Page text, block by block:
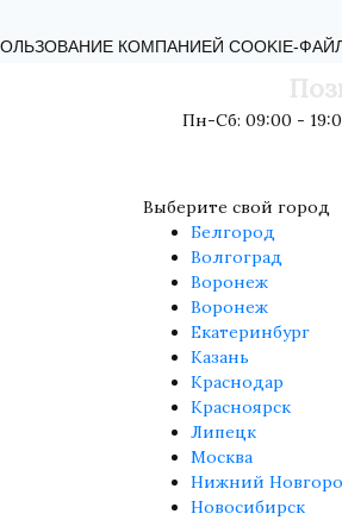
Пн-Сб: 09:00 -
Выберите свой город
Белгород
Волгоград
Воронеж
Воронеж
Екатеринбург
Казань
Краснодар
Красноярск
Липецк
Москва
Нижний
Новосибирск
КОМПАНИЕЙ COOKIE-